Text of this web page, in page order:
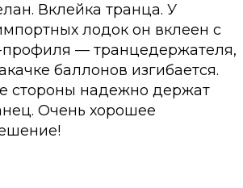
Вклейка транца. У
лодок он вклеен с
— транцедержателя,
баллонов изгибается.
стороны надежно держат
Очень хорошее